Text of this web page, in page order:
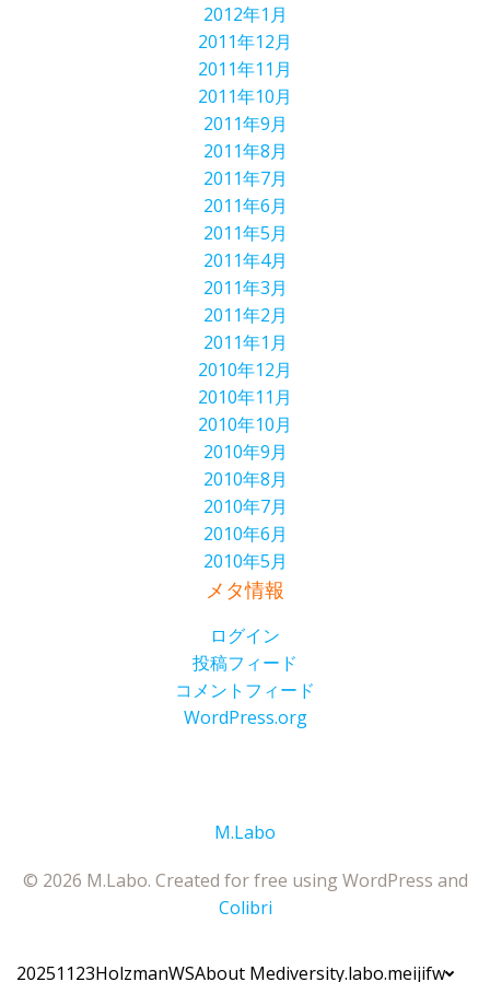
2012年1月
2011年12月
2011年11月
2011年10月
2011年9月
2011年8月
2011年7月
2011年6月
2011年5月
2011年4月
2011年3月
2011年2月
2011年1月
2010年12月
2010年11月
2010年10月
2010年9月
2010年8月
2010年7月
2010年6月
2010年5月
メタ情報
ログイン
投稿フィード
コメントフィード
WordPress.org
M.Labo
© 2026 M.Labo. Created for free using WordPress and
Colibri
20251123HolzmanWSAbout Mediversity.labo.meijifw